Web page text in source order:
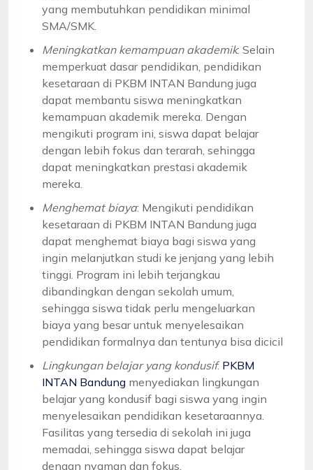
yang membutuhkan pendidikan minimal
SMA/SMK.
Meningkatkan kemampuan akademik: Selain
memperkuat dasar pendidikan, pendidikan
kesetaraan di PKBM INTAN Bandung juga
dapat membantu siswa meningkatkan
kemampuan akademik mereka. Dengan
mengikuti program ini, siswa dapat belajar
dengan lebih fokus dan terarah, sehingga
dapat meningkatkan prestasi akademik
mereka.
Menghemat biaya: Mengikuti pendidikan
kesetaraan di PKBM INTAN Bandung juga
dapat menghemat biaya bagi siswa yang
ingin melanjutkan studi ke jenjang yang lebih
tinggi. Program ini lebih terjangkau
dibandingkan dengan sekolah umum,
sehingga siswa tidak perlu mengeluarkan
biaya yang besar untuk menyelesaikan
pendidikan formalnya dan tentunya bisa dicicil
Lingkungan belajar yang kondusif: PKBM
INTAN Bandung menyediakan lingkungan
belajar yang kondusif bagi siswa yang ingin
menyelesaikan pendidikan kesetaraannya.
Fasilitas yang tersedia di sekolah ini juga
memadai, sehingga siswa dapat belajar
dengan nyaman dan fokus.